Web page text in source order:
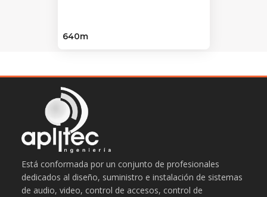
640m
Está conformada por un conjunto de profesionales
dedicados al diseño, suministro e instalación de sistemas
de audio, video, control de accesos, control de